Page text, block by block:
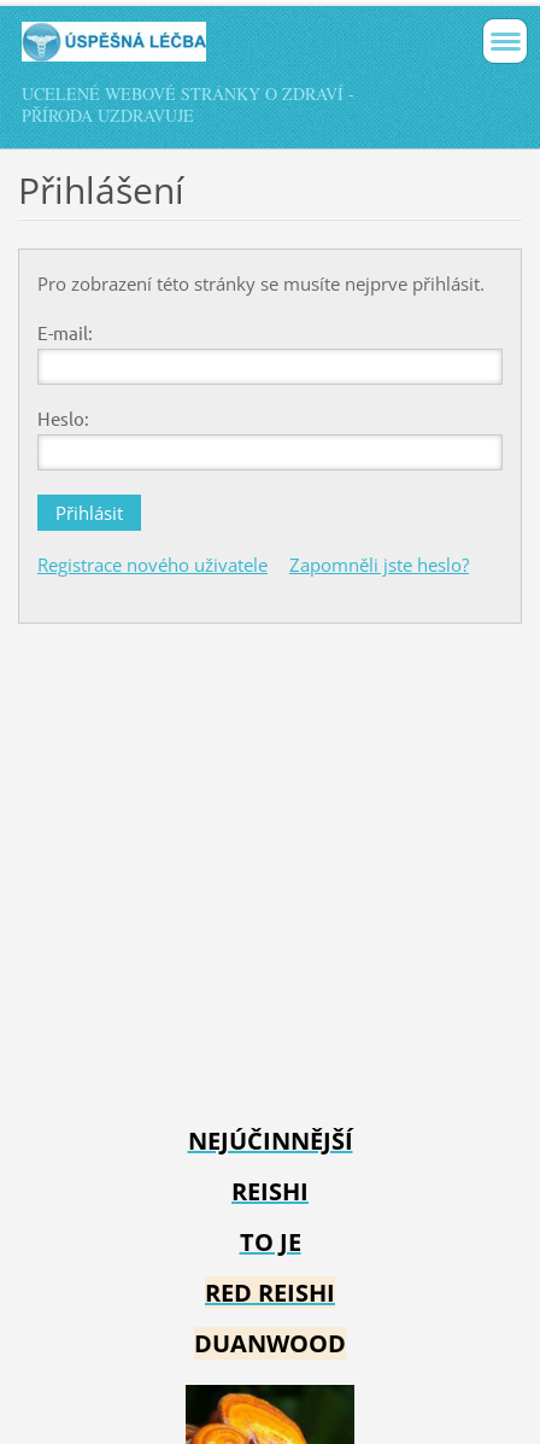
UCELENÉ WEBOVÉ STRÁNKY O ZDRAVÍ -
PŘÍRODA UZDRAVUJE
Přihlášení
Pro zobrazení této stránky se musíte nejprve přihlásit.
E-mail:
Heslo:
Registrace nového uživatele Zapomněli jste heslo?
NEJÚČINNĚJŠÍ
REISHI
TO JE
RED REISHI
DUANWOOD